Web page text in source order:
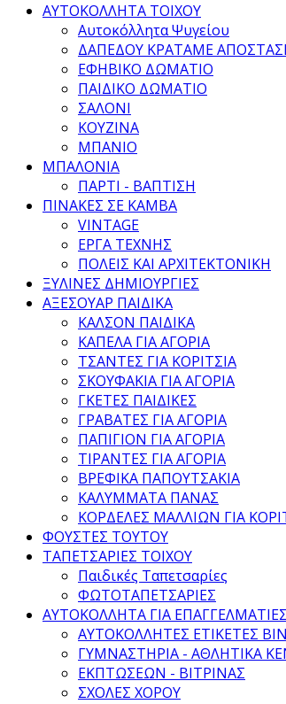
ΑΥΤΟΚΟΛΛΗΤΑ ΤΟΙΧΟΥ
Αυτοκόλλητα Ψυγείου
ΔΑΠΕΔΟΥ ΚΡΑΤΑΜΕ
ΕΦΗΒΙΚΟ ΔΩΜΑΤΙΟ
ΠΑΙΔΙΚΟ ΔΩΜΑΤΙΟ
ΣΑΛΟΝΙ
ΚΟΥΖΙΝΑ
ΜΠΑΝΙΟ
ΜΠΑΛΟΝΙΑ
ΠΑΡΤΙ - ΒΑΠΤΙΣΗ
ΠΙΝΑΚΕΣ ΣΕ ΚΑΜΒΑ
VINTAGE
ΕΡΓΑ ΤΕΧΝΗΣ
ΠΟΛΕΙΣ ΚΑΙ ΑΡΧΙΤΕΚΤΟΝΙΚΗ
ΞΥΛΙΝΕΣ ΔΗΜΙΟΥΡΓΙΕΣ
ΑΞΕΣΟΥΑΡ ΠΑΙΔΙΚΑ
ΚΑΛΣΟΝ ΠΑΙΔΙΚΑ
ΚΑΠΕΛΑ ΓΙΑ ΑΓΟΡΙΑ
ΤΣΑΝΤΕΣ ΓΙΑ ΚΟΡΙΤΣΙΑ
ΣΚΟΥΦΑΚΙΑ ΓΙΑ ΑΓΟΡΙΑ
ΓΚΕΤΕΣ ΠΑΙΔΙΚΕΣ
ΓΡΑΒΑΤΕΣ ΓΙΑ ΑΓΟΡΙΑ
ΠΑΠΙΓΙΟΝ ΓΙΑ ΑΓΟΡΙΑ
ΤΙΡΑΝΤΕΣ ΓΙΑ ΑΓΟΡΙΑ
ΒΡΕΦΙΚΑ ΠΑΠΟΥΤΣΑΚΙΑ
ΚΑΛΥΜΜΑΤΑ ΠΑΝΑΣ
ΚΟΡΔΕΛΕΣ ΜΑΛΛΙΩΝ ΓΙΑ
ΦΟΥΣΤΕΣ ΤΟΥΤΟΥ
ΤΑΠΕΤΣΑΡΙΕΣ ΤΟΙΧΟΥ
Παιδικές Ταπετσαρίες
ΦΩΤΟΤΑΠΕΤΣΑΡΙΕΣ
ΑΥΤΟΚΟΛΛΗΤΑ ΓΙΑ ΕΠΑΓΓΕΛΜΑΤΙΕΣ
ΑΥΤΟΚΟΛΛΗΤΕΣ ΕΤΙΚΕΤΕΣ
ΓΥΜΝΑΣΤΗΡΙΑ - ΑΘΛΗΤΙΚΑ
ΕΚΠΤΩΣΕΩΝ - ΒΙΤΡΙΝΑΣ
ΣΧΟΛΕΣ ΧΟΡΟΥ